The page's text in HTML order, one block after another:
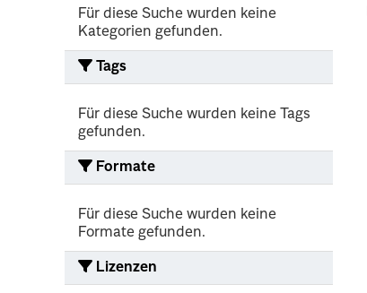
Für diese Suche wurden keine
Kategorien gefunden.
Tags
Für diese Suche wurden keine Tags
gefunden.
Formate
Für diese Suche wurden keine
Formate gefunden.
Lizenzen